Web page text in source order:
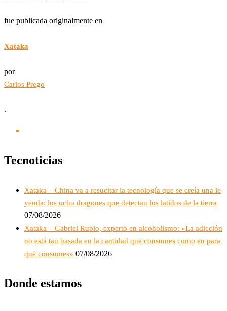
fue publicada originalmente en
Xataka
por
Carlos Prego
.
Tecnoticias
Xataka – China va a resucitar la tecnología que se creía una le
yenda: los ocho dragones que detectan los latidos de la tierra
07/08/2026
Xataka – Gabriel Rubio, experto en alcoholismo: «La adicción
no está tan basada en la cantidad que consumes como en para
qué consumes» 07/08/2026
Donde estamos